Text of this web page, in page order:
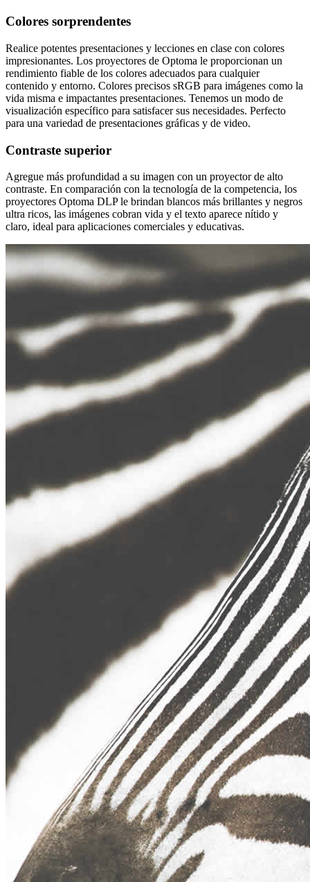
Colores sorprendentes
Realice potentes presentaciones y lecciones en clase con colores
impresionantes. Los proyectores de Optoma le proporcionan un
rendimiento fiable de los colores adecuados para cualquier
contenido y entorno. Colores precisos sRGB para imágenes como la
vida misma e impactantes presentaciones. Tenemos un modo de
visualización específico para satisfacer sus necesidades. Perfecto
para una variedad de presentaciones gráficas y de video.
Contraste superior
Agregue más profundidad a su imagen con un proyector de alto
contraste. En comparación con la tecnología de la competencia, los
proyectores Optoma DLP le brindan blancos más brillantes y negros
ultra ricos, las imágenes cobran vida y el texto aparece nítido y
claro, ideal para aplicaciones comerciales y educativas.